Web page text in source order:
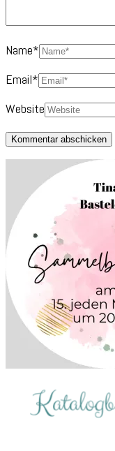
Name*
Email*
Website